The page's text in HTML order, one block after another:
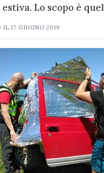
Lo scopo è
IL17 GIUGNO 2019